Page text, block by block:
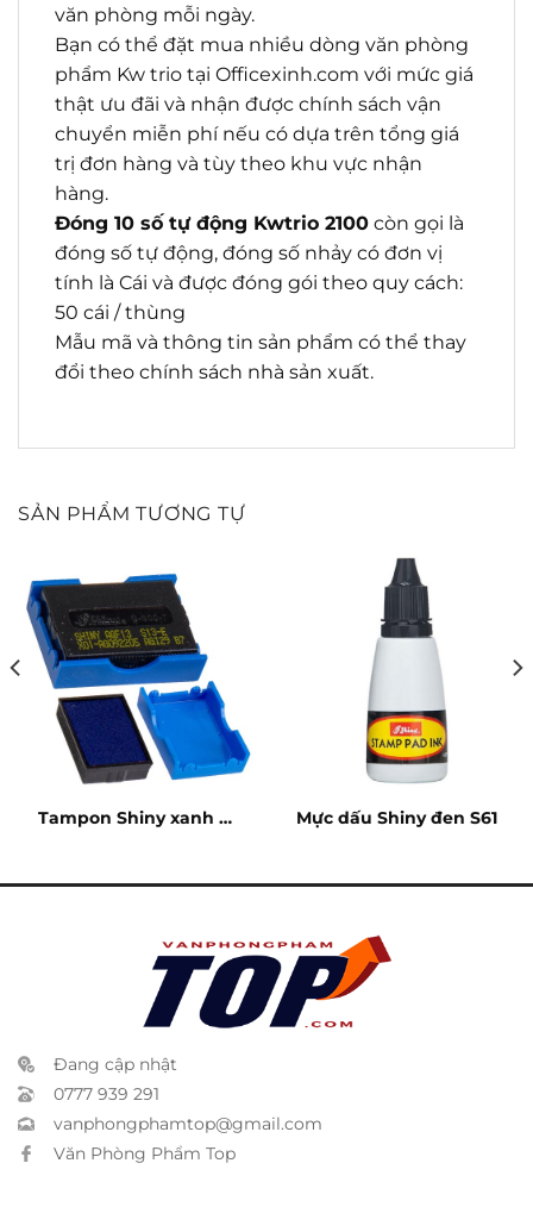
văn phòng mỗi ngày.
Bạn có thể đặt mua nhiều dòng văn phòng
phẩm Kw trio tại Officexinh.com với mức giá
thật ưu đãi và nhận được chính sách vận
chuyển miễn phí nếu có dựa trên tổng giá
trị đơn hàng và tùy theo khu vực nhận
hàng.
Đóng 10 số tự động Kwtrio 2100 còn gọi là
đóng số tự động, đóng số nhảy có đơn vị
tính là Cái và được đóng gói theo quy cách:
50 cái / thùng
Mẫu mã và thông tin sản phẩm có thể thay
đổi theo chính sách nhà sản xuất.
SẢN PHẨM TƯƠNG TỰ
Tampon Shiny xanh S-
Mực dấu Shiny đen S61
Đang cập nhật
0777 939 291
vanphongphamtop@gmail.com
Văn Phòng Phẩm Top